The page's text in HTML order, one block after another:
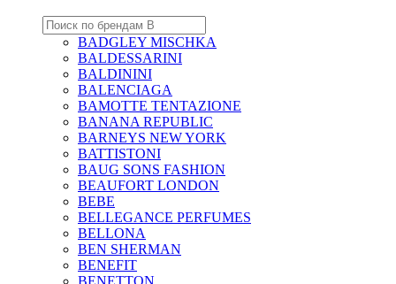
BADGLEY MISCHKA
BALDESSARINI
BALDININI
BALENCIAGA
BAMOTTE TENTAZIONE
BANANA REPUBLIC
BARNEYS NEW YORK
BATTISTONI
BAUG SONS FASHION
BEAUFORT LONDON
BEBE
BELLEGANCE PERFUMES
BELLONA
BEN SHERMAN
BENEFIT
BENETTON